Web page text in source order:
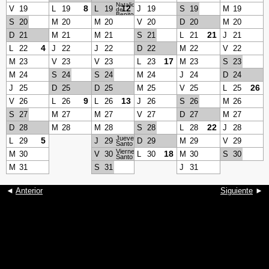
V 19 L 19 8 L 19 12
Natalicio
de
Benito
J 19 S 19 M 19
S 20 M 20 M 20 V 20 D 20 M 20
D 21 M 21 M 21 S 21 L 21 21 J
21
L
22 4 J 22 J 22 D 22 M 22 V 22
M 23 V 23 V 23 L 23 17 M 23 S 23
M 24 S 24 S 24 M 24 J 24 D 24
J
25 D 25 D 25 M 25 V 25 L 25 26
V 26 L 26 9 L 26 13 J 26 S 26 M 26
S 27 M 27 M 27 V 27 D 27 M 27
D 28 M 28 M 28 S 28 L 28 22 J
28
L
29 5 J 29 Jueves
Santo D 29 M 29 V 29
M 30 V 30 Viernes
Santo L 30 18 M 30 S 30
M 31 S 31 J 31
◄ Anterior Siguiente ►